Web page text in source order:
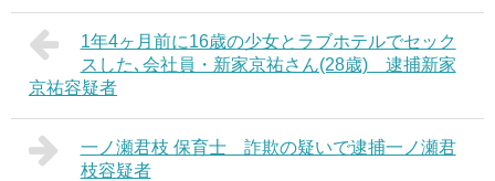
1年4ヶ月前に16歳の少女とラブホテルでセック
スした､会社員・新家京祐さん(28歳) 逮捕新家
京祐容疑者
一ノ瀬君枝 保育士 詐欺の疑いで逮捕一ノ瀬君
枝容疑者